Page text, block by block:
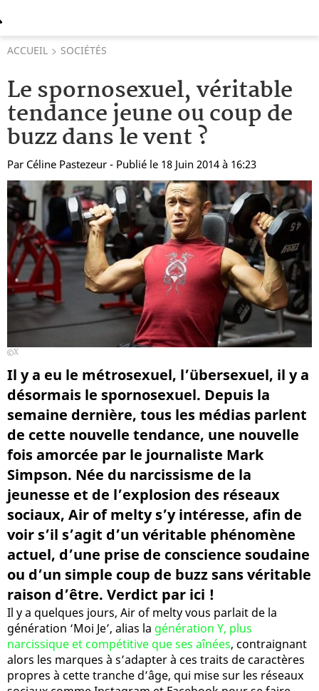
ACCUEIL SOCIÉTÉS
Le spornosexuel, véritable
tendance jeune ou coup de
buzz dans le vent ?
Par Céline Pastezeur - Publié le 18 Juin 2014 à 16:23
X
Il y a eu le métrosexuel, l’übersexuel, il y a
désormais le spornosexuel. Depuis la
semaine dernière, tous les médias parlent
de cette nouvelle tendance, une nouvelle
fois amorcée par le journaliste Mark
Simpson. Née du narcissisme de la
jeunesse et de l’explosion des réseaux
sociaux, Air of melty s’y intéresse, afin de
voir s’il s’agit d’un véritable phénomène
actuel, d’une prise de conscience soudaine
ou d’un simple coup de buzz sans véritable
raison d’être. Verdict par ici !
Il y a quelques jours, Air of melty vous parlait de la
génération ‘Moi Je’, alias la génération Y, plus
narcissique et compétitive que ses aînées, contraignant
alors les marques à s’adapter à ces traits de caractères
propres à cette tranche d’âge, qui mise sur les réseaux